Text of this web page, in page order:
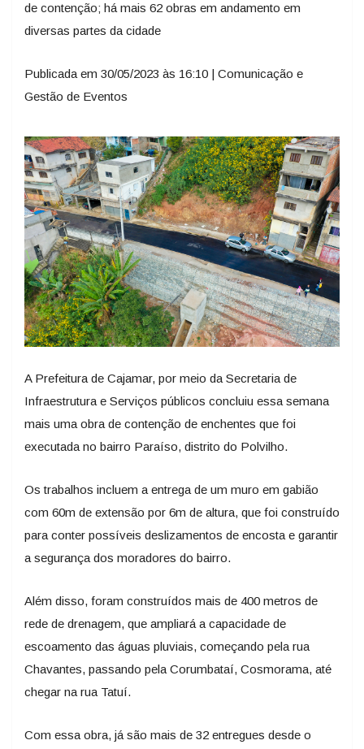
de contenção; há mais 62 obras em andamento em
diversas partes da cidade
Publicada em 30/05/2023 às 16:10 | Comunicação e
Gestão de Eventos
A Prefeitura de Cajamar, por meio da Secretaria de
Infraestrutura e Serviços públicos concluiu essa semana
mais uma obra de contenção de enchentes que foi
executada no bairro Paraíso, distrito do Polvilho.
Os trabalhos incluem a entrega de um muro em gabião
com 60m de extensão por 6m de altura, que foi construído
para conter possíveis deslizamentos de encosta e garantir
a segurança dos moradores do bairro.
Além disso, foram construídos mais de 400 metros de
rede de drenagem, que ampliará a capacidade de
escoamento das águas pluviais, começando pela rua
Chavantes, passando pela Corumbataí, Cosmorama, até
chegar na rua Tatuí.
Com essa obra, já são mais de 32 entregues desde o